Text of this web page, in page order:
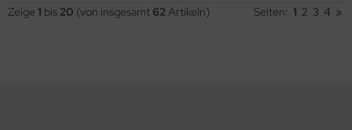
Zeige 1 bis 20 (von insgesamt 62Artikeln) Seiten: 1 2 3 4 »